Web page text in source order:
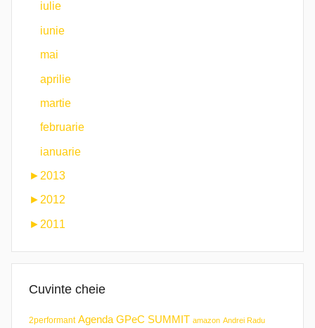
iulie
iunie
mai
aprilie
martie
februarie
ianuarie
► 2013
►2012
► 2011
Cuvinte cheie
2performant Agenda GPeC SUMMIT amazon Andrei Radu